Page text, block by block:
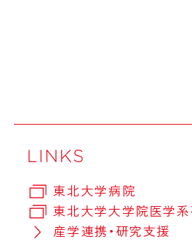
東北大学病院
東北大学大学院医学系
産学連携・研究支援